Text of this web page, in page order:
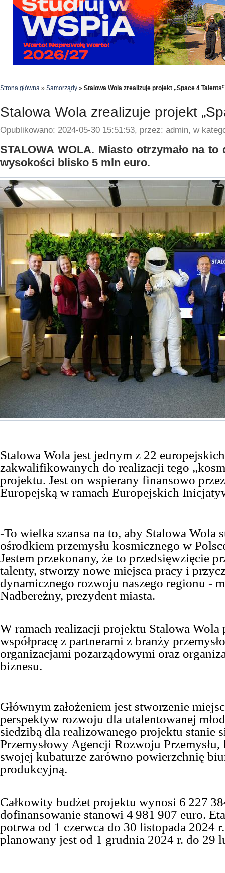
Strona główna » Samorządy » Stalowa Wola zrealizuje projekt „Space 4 Talents”
Stalowa Wola zrealizuje projekt
Opublikowano: 2024-05-30 15:51:53, przez: admin, w
STALOWA WOLA. Miasto otrzymało na
wysokości blisko 5 mln euro.
Stalowa Wola jest jednym z 22
zakwalifikowanych do realizacji tego
projektu. Jest on wspierany finansowo
Europejską w ramach Europejskich
-To wielka szansa na to, aby Stalowa Wola
ośrodkiem przemysłu kosmicznego w
Jestem przekonany, że to przedsięwzięcie
talenty, stworzy nowe miejsca pracy i
dynamicznego rozwoju naszego regionu -
Nadbereżny, prezydent miasta.
W ramach realizacji projektu Stalowa Wola
współpracę z partnerami z branży
organizacjami pozarządowymi oraz
biznesu.
Głównym założeniem jest stworzenie
perspektyw rozwoju dla utalentowanej
siedzibą dla realizowanego projektu stanie
Przemysłowy Agencji Rozwoju
swojej kubaturze zarówno powierzchnię
produkcyjną.
Całkowity budżet projektu wynosi 6 227
dofinansowanie stanowi 4 981 907 euro.
potrwa od 1 czerwca do 30 listopada 2024
planowany jest od 1 grudnia 2024 r. do 29